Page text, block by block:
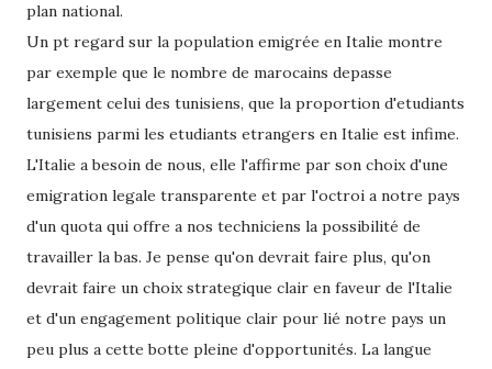
plan national.
Un pt regard sur la population emigrée en Italie montre
par exemple que le nombre de marocains depasse
largement celui des tunisiens, que la proportion d'etudiants
tunisiens parmi les etudiants etrangers en Italie est infime.
L'Italie a besoin de nous, elle l'affirme par son choix d'une
emigration legale transparente et par l'octroi a notre pays
d'un quota qui offre a nos techniciens la possibilité de
travailler la bas. Je pense qu'on devrait faire plus, qu'on
devrait faire un choix strategique clair en faveur de l'Italie
et d'un engagement politique clair pour lié notre pays un
peu plus a cette botte pleine d'opportunités. La langue